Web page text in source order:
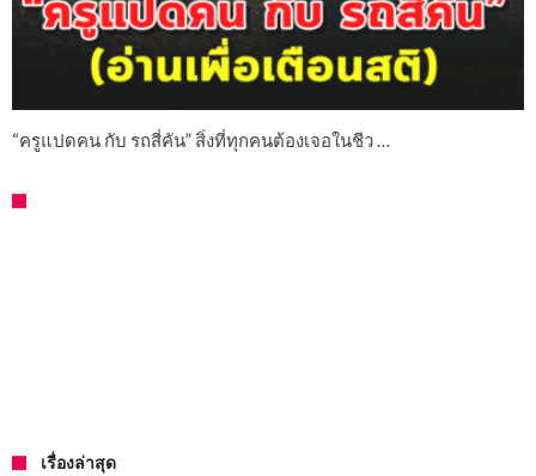
“ครูแปดคน กับ รถสี่คัน” สิ่งที่ทุกคนต้องเจอในชีว …
เรื่องล่าสุด